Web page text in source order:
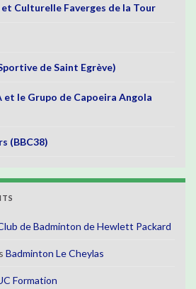
Culturelle Faverges de la Tour
de Saint Egrève)
et le Grupo de Capoeira Angola
(BBC38)
de Badminton de Hewlett Packard
Badminton Le Cheylas
Formation